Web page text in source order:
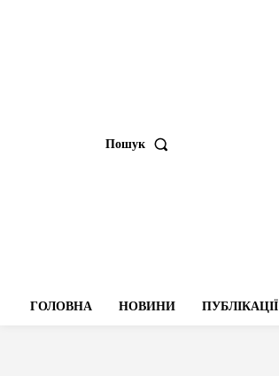
Пошук
ГОЛОВНА НОВИНИ ПУБЛІКАЦІЇ